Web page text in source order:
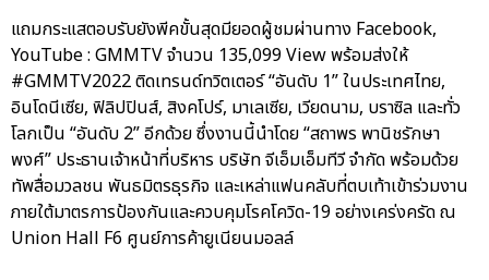
แถมกระแสตอบรับยังพีคขั้นสุดมียอดผู้ชมผ่านทาง Facebook,
YouTube : GMMTV จำนวน 135,099 View พร้อมส่งให้
#GMMTV2022 ติดเทรนด์ทวิตเตอร์ “อันดับ 1” ในประเทศไทย,
อินโดนีเซีย, ฟิลิปปินส์, สิงคโปร์, มาเลเซีย, เวียดนาม, บราซิล และทั่ว
โลกเป็น “อันดับ 2” อีกด้วย ซึ่งงานนี้นำโดย “สถาพร พานิชรักษา
พงศ์” ประธานเจ้าหน้าที่บริหาร บริษัท จีเอ็มเอ็มทีวี จำกัด พร้อมด้วย
ทัพสื่อมวลชน พันธมิตรธุรกิจ และเหล่าแฟนคลับที่ตบเท้าเข้าร่วมงาน
ภายใต้มาตรการป้องกันและควบคุมโรคโควิด-19 อย่างเคร่งครัด ณ
Union Hall F6 ศูนย์การค้ายูเนียนมอลล์